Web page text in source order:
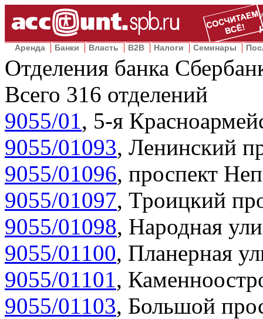
Аренда Банки Власть B2B Налоги Семинары
Отделения банка
Всего 316 отделений
9055/01, 5-я
9055/01093, Ленинский
9055/01096, проспект
9055/01097, Троицкий
9055/01098, Народная
9055/01100, Планерная
9055/01101,
9055/01103, Большой